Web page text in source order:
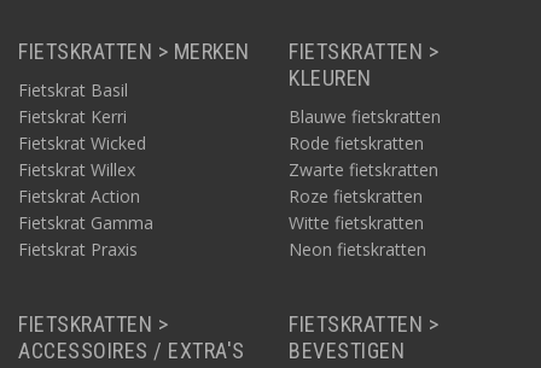
FIETSKRATTEN > MERKEN
Fietskrat Basil
Fietskrat Kerri
Fietskrat Wicked
Fietskrat Willex
Fietskrat Action
Fietskrat Gamma
Fietskrat Praxis
FIETSKRATTEN >
KLEUREN
Blauwe fietskratten
Rode fietskratten
Zwarte fietskratten
Roze fietskratten
Witte fietskratten
Neon fietskratten
FIETSKRATTEN >
ACCESSOIRES / EXTRA'S
FIETSKRATTEN >
BEVESTIGEN